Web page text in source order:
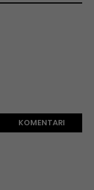
KOMENTARI